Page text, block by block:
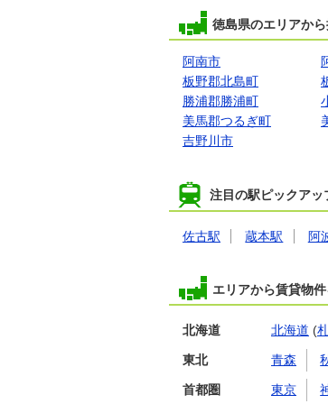
徳島県のエリアか
阿南市
板野郡北島町
勝浦郡勝浦町
美馬郡つるぎ町
吉野川市
注目の駅ピックアッ
佐古駅 蔵本駅 阿
エリアから賃貸物
北海道 北海道 (
東北 青森
首都圏 東京